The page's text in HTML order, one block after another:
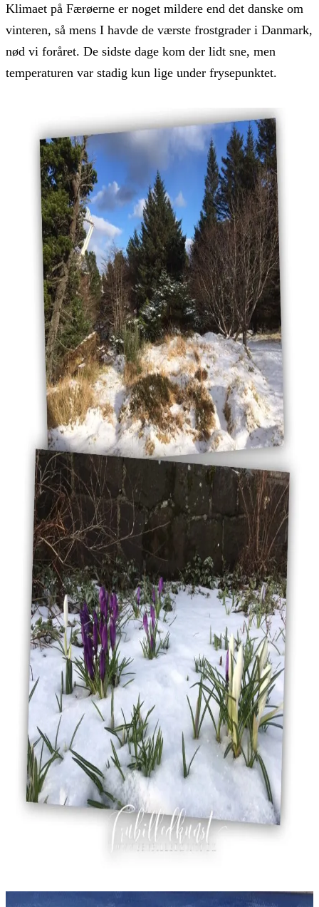
Klimaet på Færøerne er noget mildere end det danske om
vinteren, så mens I havde de værste frostgrader i Danmark,
nød vi foråret. De sidste dage kom der lidt sne, men
temperaturen var stadig kun lige under frysepunktet.